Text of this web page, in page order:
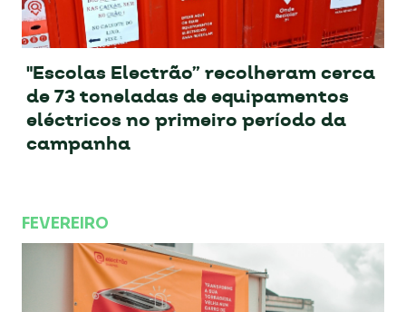
"Escolas Electrão” recolheram cerca
de 73 toneladas de equipamentos
eléctricos no primeiro período da
campanha
FEVEREIRO